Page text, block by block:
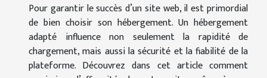
Pour garantir le succès d’un site web, il est primordial
de bien choisir son hébergement. Un hébergement
adapté influence non seulement la rapidité de
chargement, mais aussi la sécurité et la fiabilité de la
plateforme. Découvrez dans cet article comment